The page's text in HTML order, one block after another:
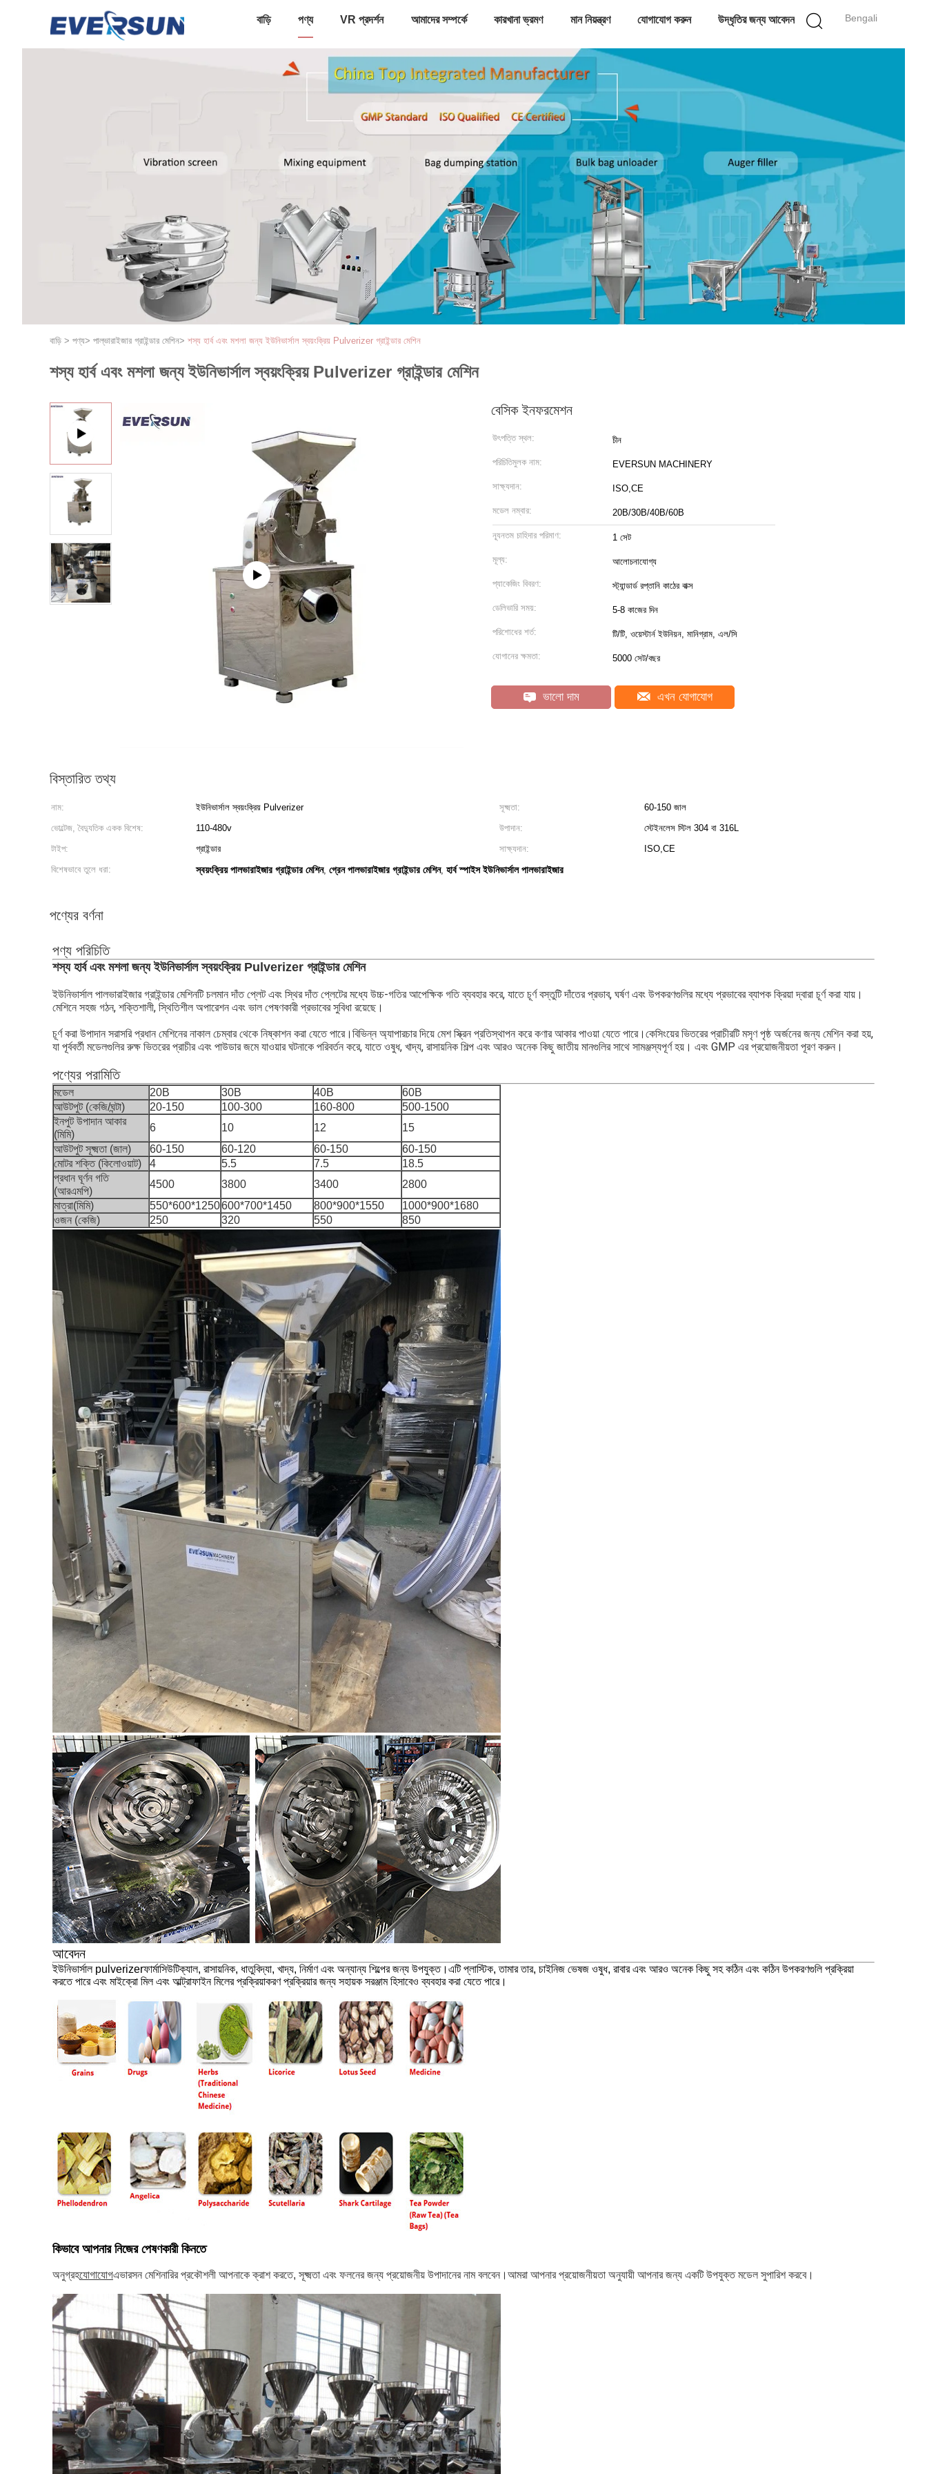
Bengali
বাড়ি পণ্য VR প্রদর্শন আমাদের সম্পর্কে কারখানা ভ্রমণ মান নিয়ন্ত্রণ যোগাযোগ করুন উদ্ধৃতির জন্য আবেদন
বাড়ি > পণ্য> পাল্ভারাইজার গ্রাইন্ডার মেশিন> শস্য হার্ব এবং মশলা জন্য ইউনিভার্সাল স্বয়ংক্রিয় Pulverizer গ্রাইন্ডার মেশিন
শস্য হার্ব এবং মশলা জন্য ইউনিভার্সাল স্বয়ংক্রিয় Pulverizer গ্রাইন্ডার মেশিন
বেসিক ইনফরমেশন
উৎপত্তি স্থল: চীন
পরিচিতিমুলক নাম: EVERSUN MACHINERY
সাক্ষ্যদান: ISO,CE
মডেল নম্বার: 20B/30B/40B/60B
ন্যূনতম চাহিদার পরিমাণ: 1 সেট
মূল্য: আলোচনাযোগ্য
প্যাকেজিং বিবরণ: স্ট্যান্ডার্ড রপ্তানি কাঠের বাক্স
ডেলিভারি সময়: 5-8 কাজের দিন
পরিশোধের শর্ত: টি/টি, ওয়েস্টার্ন ইউনিয়ন, মানিগ্রাম, এল/সি
যোগানের ক্ষমতা: 5000 সেট/বছর
ভালো দাম এখন যোগাযোগ
বিস্তারিত তথ্য
নাম: ইউনিভার্সাল স্বয়ংক্রিয় Pulverizer সূক্ষ্মতা:
60-150 জাল
ভোল্টেজ, বৈদ্যুতিক একক বিশেষ:
110-480v উপাদান:
স্টেইনলেস স্টিল 304 বা 316L
টাইপ:
গ্রাইন্ডার সাক্ষ্যদান:
ISO,CE
বিশেষভাবে তুলে ধরা:
স্বয়ংক্রিয় পালভারাইজার গ্রাইন্ডার মেশিন, গ্রেন পালভারাইজার গ্রাইন্ডার মেশিন, হার্ব স্পাইস ইউনিভার্সাল পালভারাইজার
পণ্যের বর্ণনা
পণ্য পরিচিতি
শস্য হার্ব এবং মশলা জন্য ইউনিভার্সাল স্বয়ংক্রিয় Pulverizer গ্রাইন্ডার মেশিন
ইউনিভার্সাল পালভারাইজার গ্রাইন্ডার মেশিনটি চলমান দাঁত প্লেট এবং স্থির দাঁত প্লেটের মধ্যে উচ্চ-গতির আপেক্ষিক গতি ব্যবহার করে, যাতে চূর্ণ বস্তুটি দাঁতের প্রভাব, ঘর্ষণ এবং উপকরণগুলির মধ্যে প্রভাবের ব্যাপক ক্রিয়া দ্বারা চূর্ণ করা যায়।
মেশিনে সহজ গঠন, শক্তিশালী, স্থিতিশীল অপারেশন এবং ভাল পেষণকারী প্রভাবের সুবিধা রয়েছে।
চূর্ণ করা উপাদান সরাসরি প্রধান মেশিনের নাকাল চেম্বার থেকে নিষ্কাশন করা যেতে পারে।বিভিন্ন অ্যাপারচার দিয়ে মেশ স্ক্রিন প্রতিস্থাপন করে কণার আকার পাওয়া যেতে পারে।কেসিংয়ের ভিতরের প্রাচীরটি মসৃণ পৃষ্ঠ অর্জনের জন্য মেশিন করা হয়,
যা পূর্ববর্তী মডেলগুলির রুক্ষ ভিতরের প্রাচীর এবং পাউডার জমে যাওয়ার ঘটনাকে পরিবর্তন করে, যাতে ওষুধ, খাদ্য, রাসায়নিক শিল্প এবং আরও অনেক কিছু জাতীয় মানগুলির সাথে সামঞ্জস্যপূর্ণ হয়। এবং GMP এর প্রয়োজনীয়তা পূরণ করুন।
পণ্যের পরামিতি
মডেল 20B 30B 40B
60B
আউটপুট (কেজি/ঘন্টা)
20-150 100-300 160-800
500-1500
ইনপুট উপাদান আকার
(মিমি)
6 10 12
15
আউটপুট সূক্ষ্মতা (জাল)
60-150 60-120 60-150
60-150
মোটর শক্তি (কিলোওয়াট)
4 5.5 7.5
18.5
প্রধান ঘূর্ণন গতি
(আরএমপি)
4500 3800 3400
2800
মাত্রা(মিমি)
550*600*1250600*700*1450 800*900*1550
1000*900*1680
ওজন (কেজি)
250 320 550 850
আবেদন
ইউনিভার্সাল pulverizerফার্মাসিউটিক্যাল, রাসায়নিক, ধাতুবিদ্যা, খাদ্য, নির্মাণ এবং অন্যান্য শিল্পের জন্য উপযুক্ত।এটি প্লাস্টিক, তামার তার, চাইনিজ ভেষজ ওষুধ, রাবার এবং আরও অনেক কিছু সহ কঠিন এবং কঠিন উপকরণগুলি প্রক্রিয়া
করতে পারে এবং মাইক্রো মিল এবং আল্ট্রাফাইন মিলের প্রক্রিয়াকরণ প্রক্রিয়ার জন্য সহায়ক সরঞ্জাম হিসাবেও ব্যবহার করা যেতে পারে।
কিভাবে আপনার নিজের পেষণকারী কিনতে
অনুগ্রহযোগাযোগএভারসন মেশিনারির প্রকৌশলী আপনাকে ক্রাশ করতে, সূক্ষ্মতা এবং ফলনের জন্য প্রয়োজনীয় উপাদানের নাম বলবেন।আমরা আপনার প্রয়োজনীয়তা অনুযায়ী আপনার জন্য একটি উপযুক্ত মডেল সুপারিশ করবে।